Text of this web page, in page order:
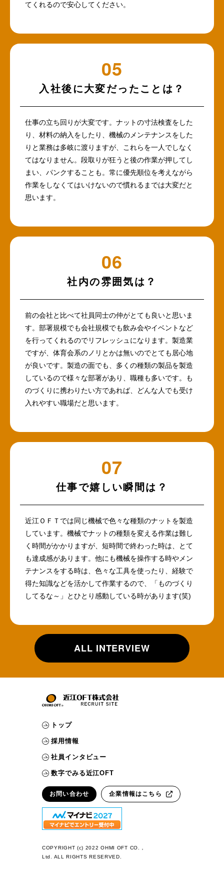
てくれるので安心してください。
入社後に大変だったことは？
仕事の立ち回りが大変です。ナットの寸法検査をした
り、材料の納入をしたり、機械のメンテナンスをした
りと業務は多岐に渡りますが、これらを一人でしなく
てはなりません。段取りが狂うと後の作業が押してし
まい、パンクすることも。常に優先順位を考えながら
作業をしなくてはいけないので慣れるまでは大変だと
思います。
社内の雰囲気は？
前の会社と比べて社員同士の仲がとても良いと思いま
す。部署規模でも会社規模でも飲み会やイベントなど
を行ってくれるのでリフレッシュになります。製造業
ですが、体育会系のノリとかは無いのでとても居心地
が良いです。製造の面でも、多くの種類の製品を製造
しているので様々な部署があり、職種も多いです。も
のづくりに携わりたい方であれば、どんな人でも受け
入れやすい職場だと思います。
仕事で嬉しい瞬間は？
近江ＯＦＴでは同じ機械で色々な種類のナットを製造
しています。機械でナットの種類を変える作業は難し
く時間がかかりますが、短時間で終わった時は、とて
も達成感があります。他にも機械を操作する時やメン
テナンスをする時は、色々な工具を使ったり、経験で
得た知識などを活かして作業するので、「ものづくり
してるな～」とひとり感動している時があります(笑)
ALL INTERVIEW
トップ
採用情報
社員インタビュー
数字でみる近江OFT
お問い合わせ 企業情報はこちら
COPYRIGHT (c) 2022 OHMI OFT CO.，
Ltd. ALL RIGHTS RESERVED.